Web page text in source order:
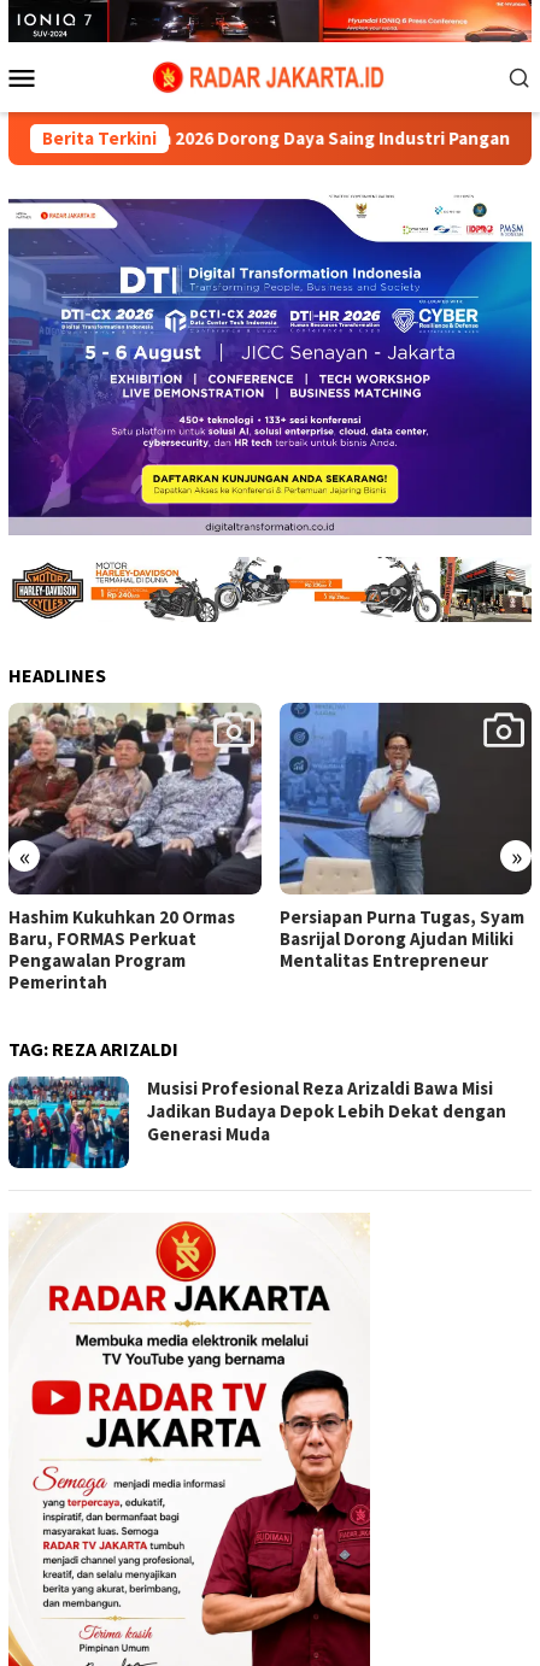
Loncat
ke
Mobile
Berita Terkini
2026 Dorong Daya Saing Industri Pangan Nasional
HEADLINES
« »
Hashim Kukuhkan 20 Ormas
Baru, FORMAS Perkuat
Pengawalan Program
Pemerintah
Persiapan Purna Tugas, Syam
Basrijal Dorong Ajudan Miliki
Mentalitas Entrepreneur
TAG: REZA ARIZALDI
Musisi Profesional Reza Arizaldi Bawa Misi
Jadikan Budaya Depok Lebih Dekat dengan
Generasi Muda